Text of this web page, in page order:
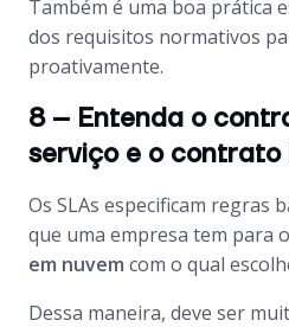
Também é uma boa prática
dos requisitos normativos
proativamente.
8 – Entenda o
serviço e o
Os SLAs especificam regras
que uma empresa tem para
em nuvem com o qual
Dessa maneira, deve ser